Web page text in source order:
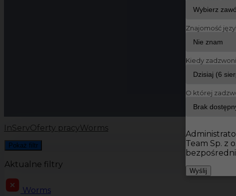
InServOferty pracyWorms
Pokaż filtr
Aktualne filtry
Worms
Znajomość
Kiedy
O której
Team Sp. z
Wyślij